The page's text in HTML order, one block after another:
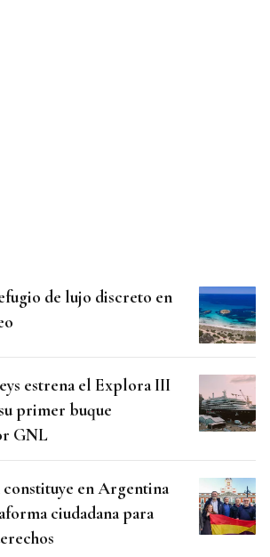
de lujo discreto en
estrena el Explora III
primer buque
GNL
en Argentina
ciudadana para